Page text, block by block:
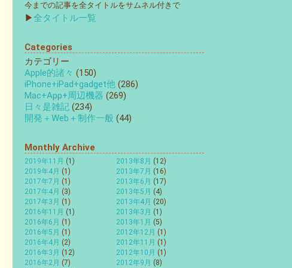
今までの記事を全タイトルをサムネル付きで
▶全タイトル一覧
Categories
カテゴリー
Apple的諸々 (150)
iPhone+iPad+gadget他 (286)
Mac+App+周辺機器 (269)
日々是雑記 (234)
開発＋Web＋制作一般 (44)
Monthly Archive
2019年11月 (1)
2019年4月 (1)
2017年7月 (1)
2017年4月 (3)
2017年3月 (1)
2016年11月 (1)
2016年6月 (1)
2016年5月 (1)
2016年4月 (2)
2016年3月 (12)
2016年2月 (7)
2013年8月 (12)
2013年7月 (16)
2013年6月 (17)
2013年5月 (4)
2013年4月 (20)
2013年3月 (1)
2013年1月 (5)
2012年12月 (1)
2012年11月 (1)
2012年10月 (1)
2012年9月 (8)